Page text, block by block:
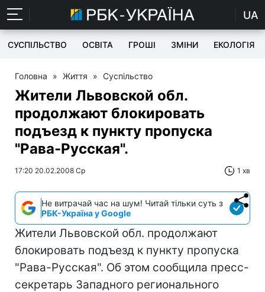
UA
СУСПІЛЬСТВО ОСВІТА ГРОШІ ЗМІНИ ЕКОЛОГІЯ
Головна » Життя » Суспільство
Жители Львовской обл.
продолжают блокировать
подъезд к пункту пропуска
"Рава-Русская".
17:20 20.02.2008 Ср 1 хв
Не витрачай час на шум! Читай тільки суть з
РБК-Україна у Google
Жители Львовской обл. продолжают
блокировать подъезд к пункту пропуска
"Рава-Русская". Об этом сообщила пресс-
секретарь Западного регионального